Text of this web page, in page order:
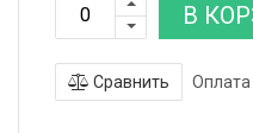
В
Сравнить Оплата